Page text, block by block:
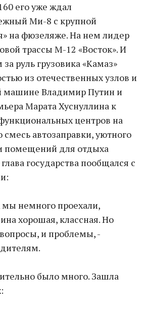
его уже ждал
Ми-8 с крупной
на фюзеляже. На нем лидер
трассы М-12 «Восток». И
руль грузовика «Камаз»
из отечественных узлов и
машине Владимир Путин и
Марата Хуснуллина к
центров на
смесь автозаправки, уютного
помещений для отдыха
государства пообщался с
мы немного проехали,
хорошая, классная. Но
и проблемы, -
было много. Зашла